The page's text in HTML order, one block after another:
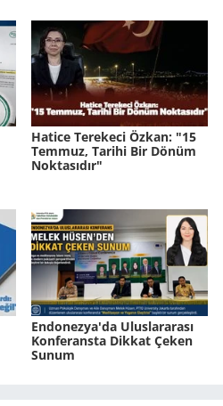
Hatice Terekeci Özkan: "15
Temmuz, Tarihi Bir Dönüm
Noktasıdır"
Endonezya'da Uluslararası
Konferansta Dikkat Çeken
Sunum